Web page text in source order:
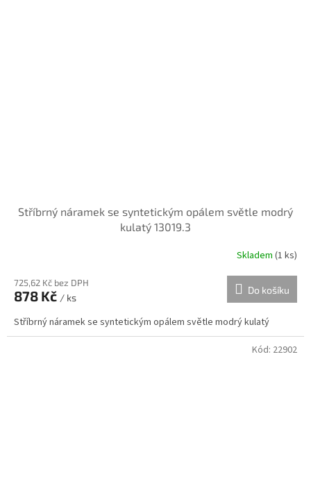
Stříbrný náramek se syntetickým opálem světle modrý
kulatý 13019.3
Skladem (1 ks)
725,62 Kč bez DPH
878 Kč / ks
Do košíku
Stříbrný náramek se syntetickým opálem světle modrý kulatý
Kód: 22902